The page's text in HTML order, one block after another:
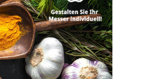
dazu
dazu
dazu
dazu